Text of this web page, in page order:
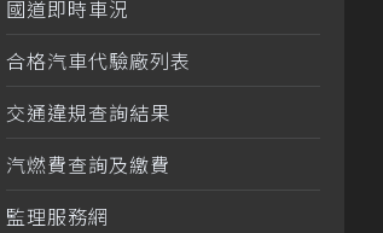
國道即時車況
合格汽車代驗廠列表
交通違規查詢結果
汽燃費查詢及繳費
監理服務網